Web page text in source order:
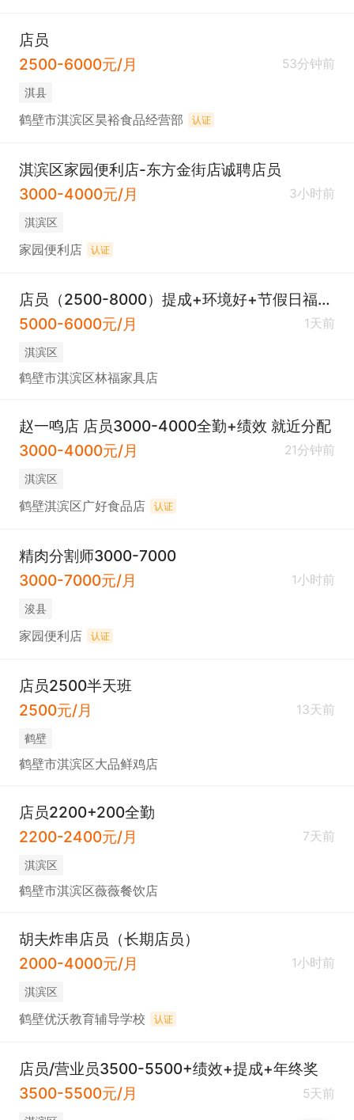
店员
2500-6000元/月
53分钟前
淇县
鹤壁市淇滨区昊裕食品经营部 认证
淇滨区家园便利店-东方金街店诚聘店员
3000-4000元/月
3小时前
淇滨区
家园便利店 认证
店员（2500-8000）提成+环境好+节假日福利+团建
5000-6000元/月
1天前
淇滨区
鹤壁市淇滨区林福家具店
赵一鸣店 店员3000-4000全勤+绩效 就近分配
3000-4000元/月
21分钟前
淇滨区
鹤壁淇滨区广好食品店 认证
精肉分割师3000-7000
3000-7000元/月
1小时前
浚县
家园便利店 认证
店员2500半天班
2500元/月
13天前
鹤壁
鹤壁市淇滨区大品鲜鸡店
店员2200+200全勤
2200-2400元/月
7天前
淇滨区
鹤壁市淇滨区薇薇餐饮店
胡夫炸串店员（长期店员）
2000-4000元/月
1小时前
淇滨区
鹤壁优沃教育辅导学校 认证
店员/营业员3500-5500+绩效+提成+年终奖
3500-5500元/月
5天前